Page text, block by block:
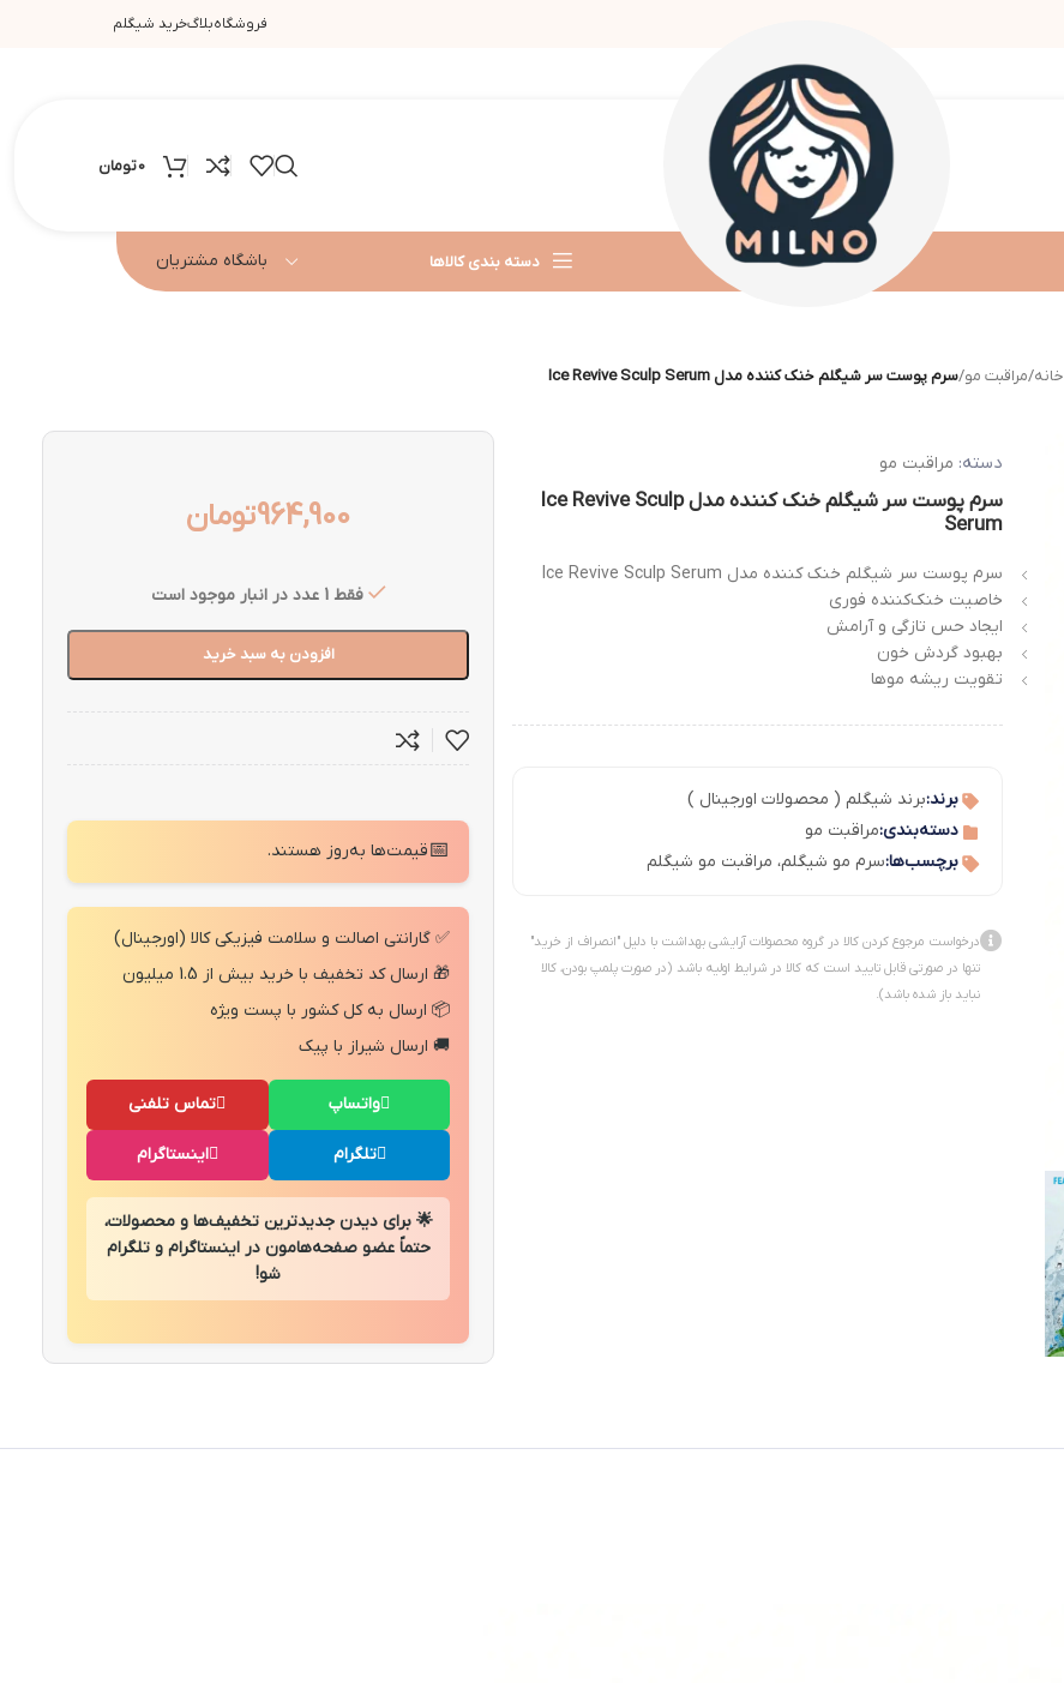
فروشگاهبلاگخرید شیگلم
0تومان
دسته بندی کالاها باشگاه مشتریان
خانه/مراقبت مو/سرم پوست سر شیگلم خنک کننده مدل Ice Revive Sculp Serum
دسته: مراقبت مو
سرم پوست سر شیگلم خنک کننده مدل Ice Revive Sculp
Serum
سرم پوست سر شیگلم خنک کننده مدل Ice Revive Sculp Serum
خاصیت خنک‌کننده فوری
ایجاد حس تازگی و آرامش
بهبود گردش خون
تقویت ریشه موها
برند:برند شیگلم ( محصولات اورجینال )
دسته‌بندی:مراقبت مو
برچسب‌ها:سرم مو شیگلم، مراقبت مو شیگلم
درخواست مرجوع کردن کالا در گروه محصولات آرایشی بهداشت با دلیل "انصراف از خرید"
تنها در صورتی قابل تایید است که کالا در شرایط اولیه باشد (در صورت پلمپ بودن، کالا
نباید باز شده باشد).
964,900تومان
فقط 1 عدد در انبار موجود است
افزودن به سبد خرید
📅قیمت‌ها به‌روز هستند.
✅ گارانتی اصالت و سلامت فیزیکی کالا (اورجینال)
🎁 ارسال کد تخفیف با خرید بیش از 1.5 میلیون
📦 ارسال به کل کشور با پست ویژه
🚚 ارسال شیراز با پیک
تماس تلفنی واتساپ
اینستاگرام تلگرام
🌟 برای دیدن جدیدترین تخفیف‌ها و محصولات،
حتماً عضو صفحه‌هامون در اینستاگرام و تلگرام
شو!